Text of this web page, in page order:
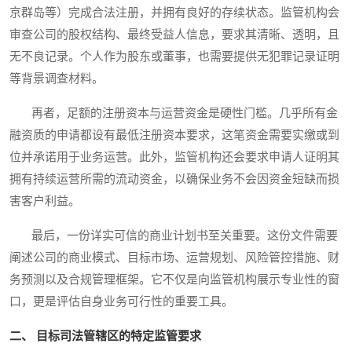
京群岛等）完成合法注册，并拥有良好的存续状态。监管机构会
审查公司的股权结构、最终受益人信息，要求其清晰、透明，且
无不良记录。个人作为股东或董事，也需要提供无犯罪记录证明
等背景调查材料。
再者，足额的注册资本与运营资金是硬性门槛。几乎所有金
融资质的申请都设有最低注册资本要求，这笔资金需要实缴或到
位并承诺用于业务运营。此外，监管机构还会要求申请人证明其
拥有持续运营所需的流动资金，以确保业务不会因资金短缺而损
害客户利益。
最后，一份详实可信的商业计划书至关重要。这份文件需要
阐述公司的商业模式、目标市场、运营规划、风险管控措施、财
务预测以及合规管理框架。它不仅是向监管机构展示专业性的窗
口，更是评估自身业务可行性的重要工具。
二、 目标司法管辖区的特定监管要求